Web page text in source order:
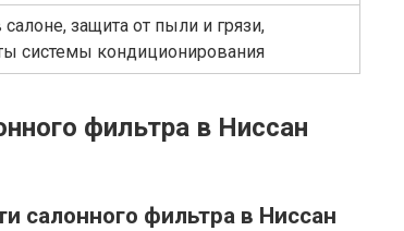
защита от пыли и грязи,
системы кондиционирования
фильтра в Ниссан
салонного фильтра в Ниссан